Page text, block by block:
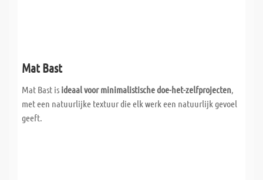
Mat Bast
Mat Bast is ideaal voor minimalistische doe-het-zelfprojecten
met een natuurlijke textuur die elk werk een natuurlijk gevoel
geeft.